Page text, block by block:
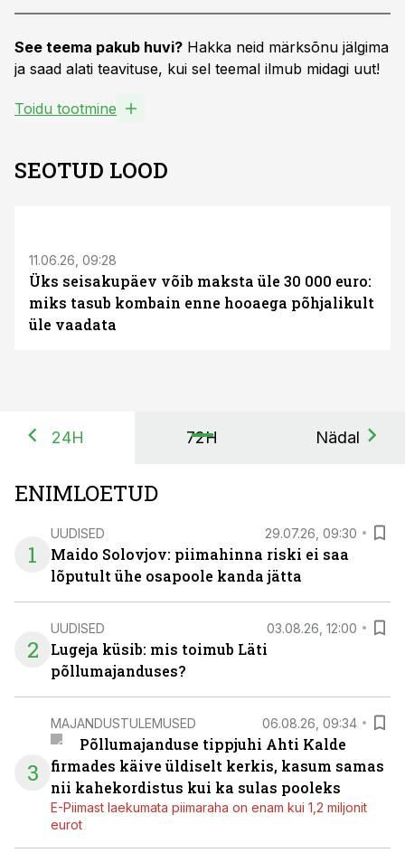
See teema pakub huvi? Hakka neid märksõnu jälgima
ja saad alati teavituse, kui sel teemal ilmub midagi uut!
Toidu tootmine
SEOTUD LOOD
11.06.26, 09:28
Üks seisakupäev võib maksta üle 30 000 euro:
miks tasub kombain enne hooaega põhjalikult
üle vaadata
24H 72H Nädal
ENIMLOETUD
1
UUDISED 29.07.26, 09:30
Maido Solovjov: piimahinna riski ei saa
lõputult ühe osapoole kanda jätta
2
UUDISED 03.08.26, 12:00
Lugeja küsib: mis toimub Läti
põllumajanduses?
3
MAJANDUSTULEMUSED 06.08.26, 09:34
Põllumajanduse tippjuhi Ahti Kalde
firmades käive üldiselt kerkis, kasum samas
nii kahekordistus kui ka sulas pooleks
E-Piimast laekumata piimaraha on enam kui 1,2 miljonit
eurot